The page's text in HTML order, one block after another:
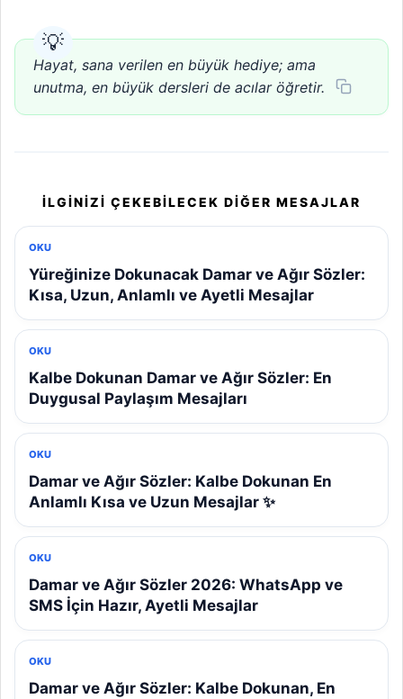
Hayat, sana verilen en büyük hediye; ama
unutma, en büyük dersleri de acılar öğretir.
İLGINIZI ÇEKEBILECEK DIĞER MESAJLAR
OKU
Yüreğinize Dokunacak Damar ve Ağır Sözler:
Kısa, Uzun, Anlamlı ve Ayetli Mesajlar
OKU
Kalbe Dokunan Damar ve Ağır Sözler: En
Duygusal Paylaşım Mesajları
OKU
Damar ve Ağır Sözler: Kalbe Dokunan En
Anlamlı Kısa ve Uzun Mesajlar ✨
OKU
Damar ve Ağır Sözler 2026: WhatsApp ve
SMS İçin Hazır, Ayetli Mesajlar
OKU
Damar ve Ağır Sözler: Kalbe Dokunan, En